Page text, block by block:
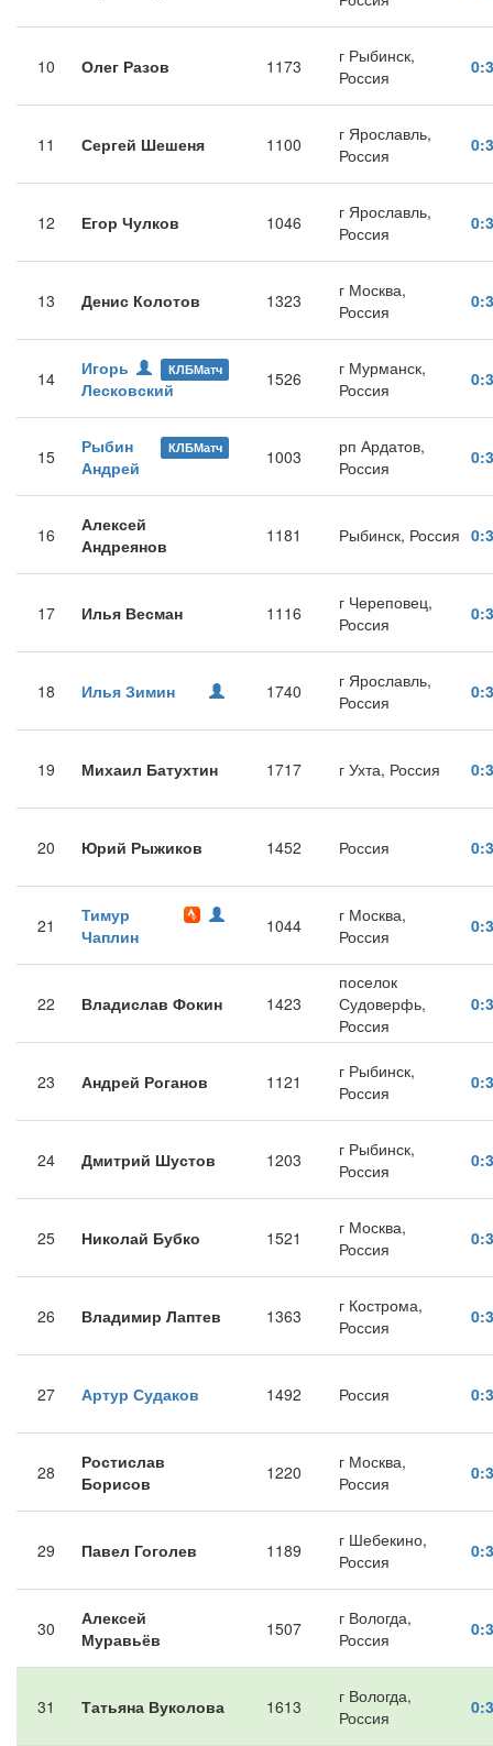
10 Олег Разов 1173
г Рыбинск,
Россия
11 Сергей Шешеня 1100
г Ярославль,
Россия
12 Егор Чулков 1046
г Ярославль,
Россия
13 Денис Колотов 1323
г Москва,
Россия
14 КЛБМатч
Игорь
Лесковский
1526
г Мурманск,
Россия
15 КЛБМатч
Рыбин
Андрей
1003
рп Ардатов,
Россия
16
Алексей
Андреянов
1181 Рыбинск, Россия
17 Илья Весман 1116
г Череповец,
Россия
18 Илья Зимин 1740
г Ярославль,
Россия
19 Михаил Батухтин 1717 г Ухта, Россия
20 Юрий Рыжиков 1452 Россия
21
Тимур
Чаплин
1044
г Москва,
Россия
22 Владислав Фокин 1423
поселок
Судоверфь,
Россия
23 Андрей Роганов 1121
г Рыбинск,
Россия
24 Дмитрий Шустов 1203
г Рыбинск,
Россия
25 Николай Бубко 1521
г Москва,
Россия
26 Владимир Лаптев 1363
г Кострома,
Россия
27 Артур Судаков 1492 Россия
28
Ростислав
Борисов
1220
г Москва,
Россия
29 Павел Гоголев 1189
г Шебекино,
Россия
30
Алексей
Муравьёв
1507
г Вологда,
Россия
31 Татьяна Вуколова 1613
г Вологда,
Россия